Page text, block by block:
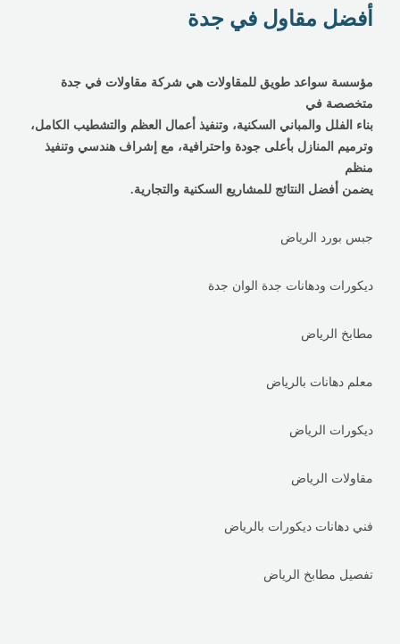
أفضل مقاول في جدة
مؤسسة سواعد طويق للمقاولات هي شركة مقاولات في جدة
متخصصة في
بناء الفلل والمباني السكنية، وتنفيذ أعمال العظم والتشطيب الكامل،
وترميم المنازل بأعلى جودة واحترافية، مع إشراف هندسي وتنفيذ
منظم
يضمن أفضل النتائج للمشاريع السكنية والتجارية.
جبس بورد الرياض
ديكورات ودهانات جدة الوان جدة
مطابخ الرياض
معلم دهانات بالرياض
ديكورات الرياض
مقاولات الرياض
فني دهانات ديكورات بالرياض
تفصيل مطابخ الرياض